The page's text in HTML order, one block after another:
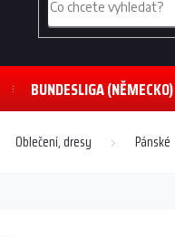
BUNDESLIGA (NĚMECKO)
Oblečení, dresy Pánské